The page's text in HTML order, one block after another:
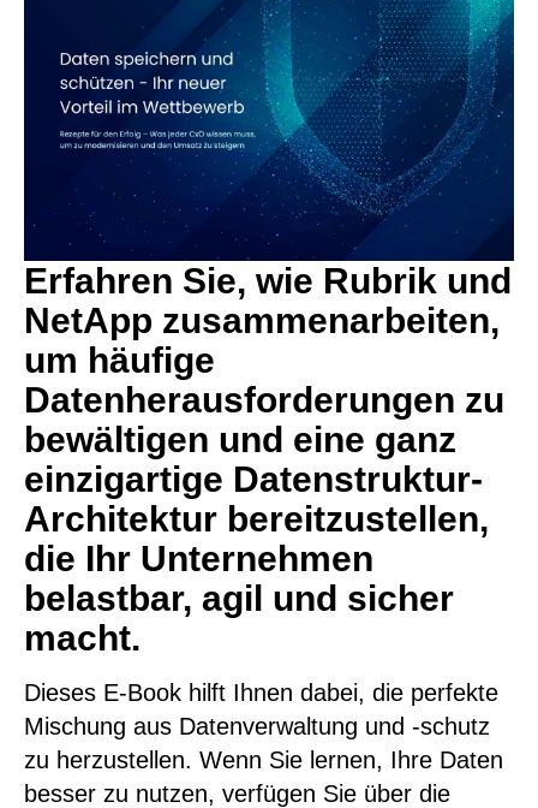
Erfahren Sie, wie Rubrik und
NetApp zusammenarbeiten,
um häufige
Datenherausforderungen zu
bewältigen und eine ganz
einzigartige Datenstruktur-
Architektur bereitzustellen,
die Ihr Unternehmen
belastbar, agil und sicher
macht.
Dieses E-Book hilft Ihnen dabei, die perfekte
Mischung aus Datenverwaltung und -schutz
zu herzustellen. Wenn Sie lernen, Ihre Daten
besser zu nutzen, verfügen Sie über die